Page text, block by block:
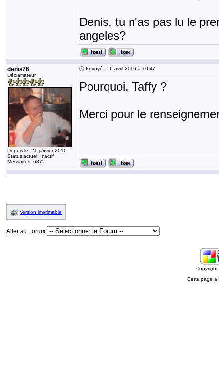
Denis, tu n'as pas lu le
angeles?
denis76
Déclamateur
Depuis le: 21 janvier 2010
Status actuel: Inactif
Messages: 6872
Envoyé : 26 avril 2016 à 10:47
Pourquoi, Taffy ?
Merci pour le
Version imprimable
Aller au Forum
Cette page a